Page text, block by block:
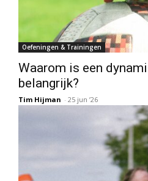
Oefeningen & Trainingen
Waarom is een
belangrijk?
Tim Hijman - 25 jun ’26